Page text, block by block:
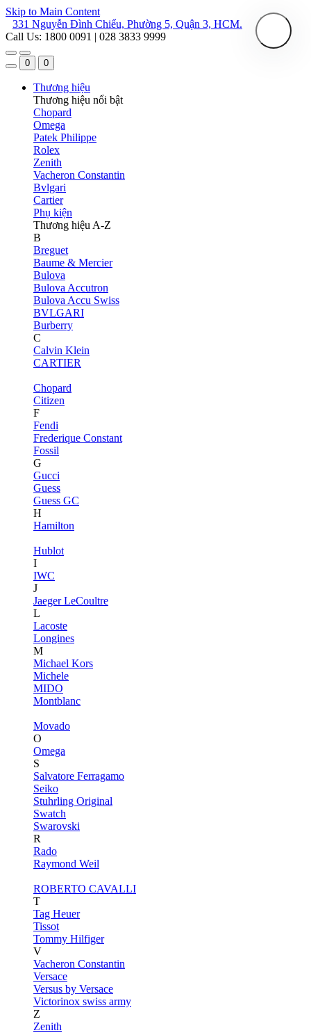
Skip to Main Content
331 Nguyễn Đình Chiểu, Phường 5, Quận 3, HCM.
Call Us: 1800 0091 | 028 3833 9999
0 0
Thương hiệu
Thương hiệu nổi bật
Chopard
Omega
Patek Philippe
Rolex
Zenith
Vacheron Constantin
Bvlgari
Cartier
Phụ kiện
Thương hiệu A-Z
B
Breguet
Baume & Mercier
Bulova
Bulova Accutron
Bulova Accu Swiss
BVLGARI
Burberry
C
Calvin Klein
CARTIER
Chopard
Citizen
F
Fendi
Frederique Constant
Fossil
G
Gucci
Guess
Guess GC
H
Hamilton
Hublot
I
IWC
J
Jaeger LeCoultre
L
Lacoste
Longines
M
Michael Kors
Michele
MIDO
Montblanc
Movado
O
Omega
S
Salvatore Ferragamo
Seiko
Stuhrling Original
Swatch
Swarovski
R
Rado
Raymond Weil
ROBERTO CAVALLI
T
Tag Heuer
Tissot
Tommy Hilfiger
V
Vacheron Constantin
Versace
Versus by Versace
Victorinox swiss army
Z
Zenith